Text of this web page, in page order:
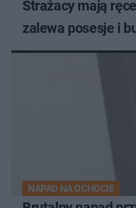
Strażacy mają
zalewa posesje i
NAPAD NA OCHOCIE